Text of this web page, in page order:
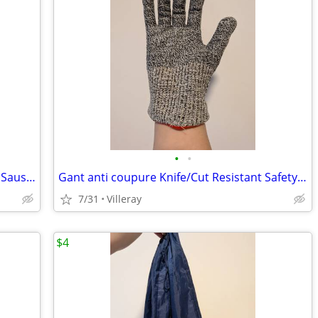
Machine à saucisses manuelle / Manual Sausage Stuffer Machine
• •
Gant anti coupure Knife/Cut Resistant Safety Glove
7/31 Villeray
$4